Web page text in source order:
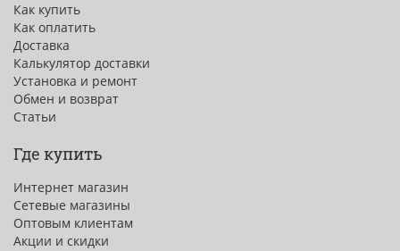
Как купить
Как оплатить
Доставка
Калькулятор доставки
Установка и ремонт
Обмен и возврат
Статьи
Где купить
Интернет магазин
Сетевые магазины
Оптовым клиентам
Акции и скидки